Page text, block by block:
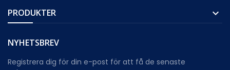
PRODUKTER 
NYHETSBREV
Registrera dig för din e-post för att få de senaste